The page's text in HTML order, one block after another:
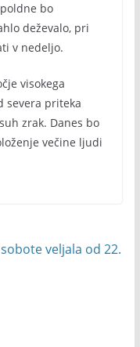
bo
deževalo, pri
v nedeljo.
visokega
severa priteka
zrak. Danes bo
večine ljudi
veljala od 22.